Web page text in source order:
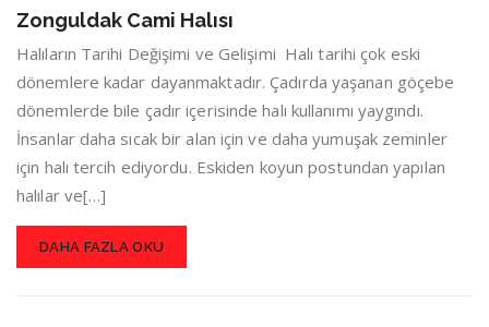
Zonguldak Cami Halısı
Halıların Tarihi Değişimi ve Gelişimi Halı tarihi çok eski
dönemlere kadar dayanmaktadır. Çadırda yaşanan göçebe
dönemlerde bile çadır içerisinde halı kullanımı yaygındı.
İnsanlar daha sıcak bir alan için ve daha yumuşak zeminler
için halı tercih ediyordu. Eskiden koyun postundan yapılan
halılar ve[…]
DAHA FAZLA OKU